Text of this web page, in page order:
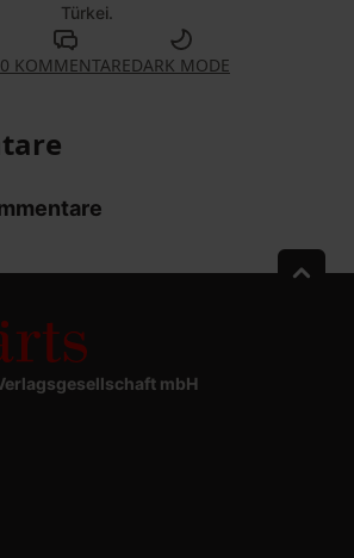
Türkei.
0 KOMMENTAREDARK MODE
mbH